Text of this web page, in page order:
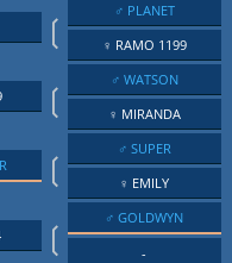
❲
♂ PLANET
♀ RAMO 1199
❲
♂ WATSON
♀ MIRANDA
❲
♂ SUPER
♀ EMILY
❲
♂ GOLDWYN
-